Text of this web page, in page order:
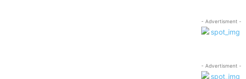
- Advertisment -
- Advertisment -